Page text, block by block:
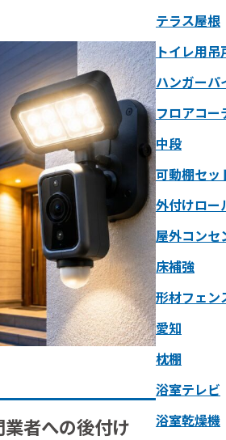
者への後付け
テラス屋根
トイレ用吊
ハンガーパ
フロアコー
中段
可動棚セッ
外付けロー
屋外コンセ
床補強
形材フェン
愛知
枕棚
浴室テレビ
浴室乾燥機